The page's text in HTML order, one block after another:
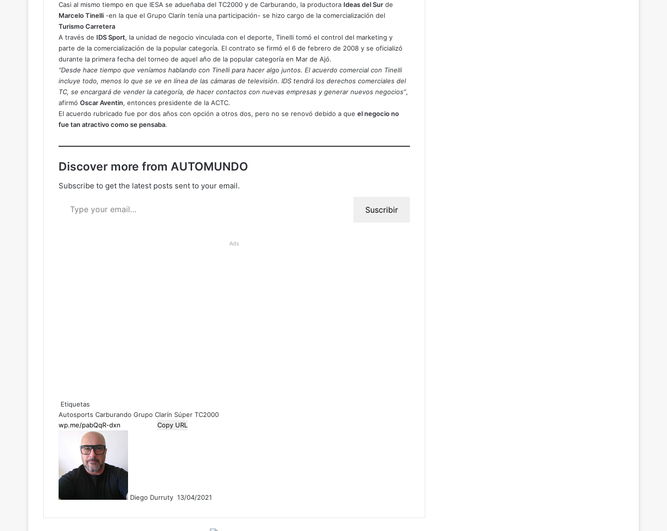
Casi al mismo tiempo en que IESA se adueñaba del TC2000 y de Carburando, la productora Ideas del Sur de
Marcelo Tinelli -en la que el Grupo Clarín tenía una participación- se hizo cargo de la comercialización del
Turismo Carretera
A través de IDS Sport, la unidad de negocio vinculada con el deporte, Tinelli tomó el control del marketing y
parte de la comercialización de la popular categoría. El contrato se firmó el 6 de febrero de 2008 y se oficializó
durante la primera fecha del torneo de aquel año de la popular categoría en Mar de Ajó.
“Desde hace tiempo que veníamos hablando con Tinelli para hacer algo juntos. El acuerdo comercial con Tinelli
incluye todo, menos lo que se ve en línea de las cámaras de televisión. IDS tendrá los derechos comerciales del
TC, se encargará de vender la categoría, de hacer contactos con nuevas empresas y generar nuevos negocios”,
afirmó Oscar Aventin, entonces presidente de la ACTC.
El acuerdo rubricado fue por dos años con opción a otros dos, pero no se renovó debido a que el negocio no
fue tan atractivo como se pensaba.
Discover more from AUTOMUNDO
Subscribe to get the latest posts sent to your email.
Suscribir
Ads
Etiquetas
Autosports Carburando Grupo Clarín Súper TC2000
Copy URL
Diego Durruty o
X
13/04/2021